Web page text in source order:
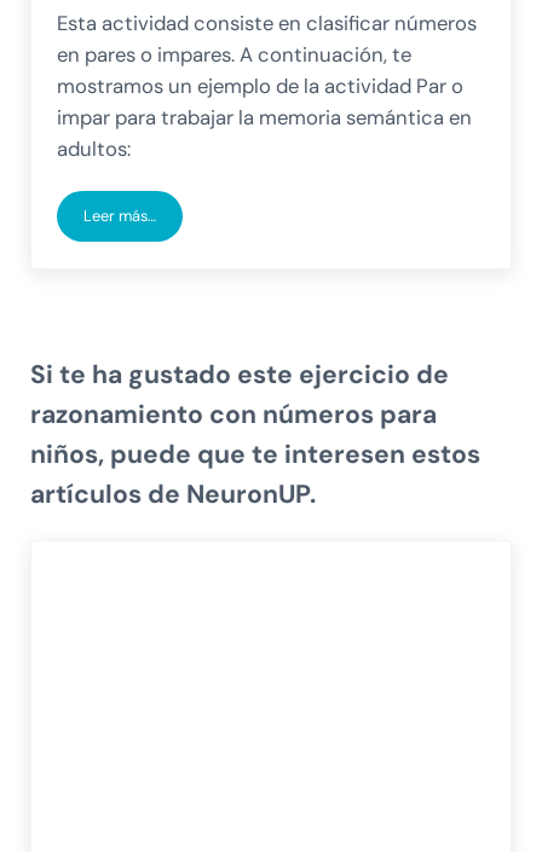
Esta actividad consiste en clasificar números
en pares o impares. A continuación, te
mostramos un ejemplo de la actividad Par o
impar para trabajar la memoria semántica en
adultos:
Leer más…Generador para trabajar la memoria semántica en adultos:
Si te ha gustado este ejercicio de
razonamiento con números para
niños, puede que te interesen estos
artículos de NeuronUP.